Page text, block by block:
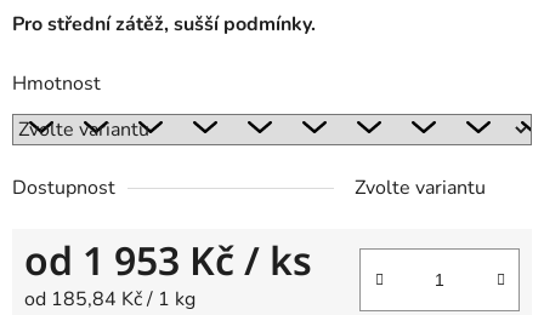
Pro střední zátěž, sušší podmínky.
Hmotnost
Dostupnost Zvolte variantu
od 1 953 Kč/ ks
Měrná cena:
od 185,84 Kč / 1 kg